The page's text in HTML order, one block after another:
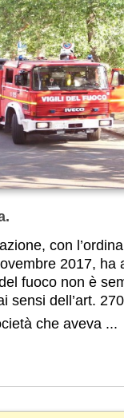
con
2017, ha
fuoco non è
sensi dell’art.
che aveva ...